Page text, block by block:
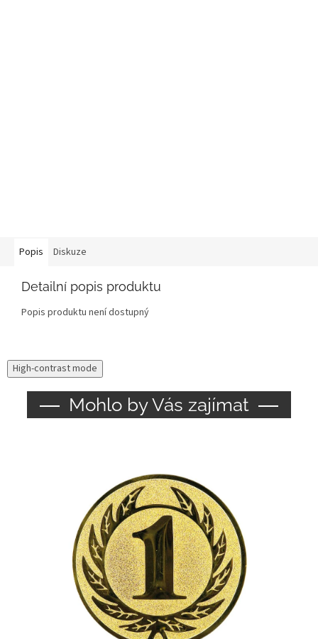
Popis Diskuze
Detailní popis produktu
Popis produktu není dostupný
High-contrast mode
Mohlo by Vás zajímat